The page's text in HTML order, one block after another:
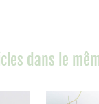
dans le